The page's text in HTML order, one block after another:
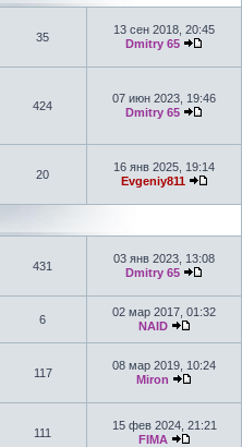
35
13 сен 2018, 20:45
Dmitry 65
424
07 июн 2023, 19:46
Dmitry 65
20
16 янв 2025, 19:14
Evgeniy811
431
03 янв 2023, 13:08
Dmitry 65
6
02 мар 2017, 01:32
NAID
117
08 мар 2019, 10:24
Miron
111
15 фев 2024, 21:21
FIMA